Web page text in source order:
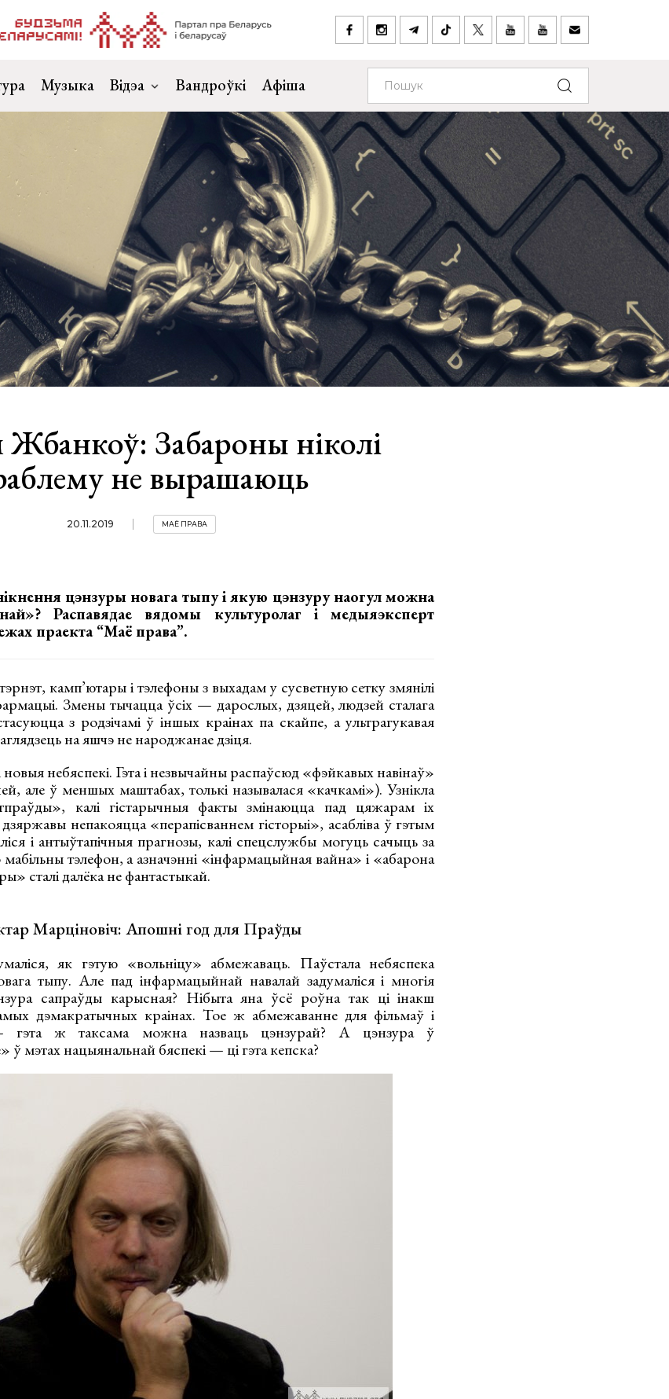
Музыка Відэа Вандроўкі Афіша
Забароны ніколі
не вырашаюць
20.11.2019 МАЁ ПРАВА
цэнзуры новага тыпу і якую цэнзуру наогул можна
Распавядае вядомы культуролаг і медыяэксперт
праекта “Маё права”.
камп’ютары і тэлефоны з выхадам у сусветную сетку змянілі
Змены тычацца ўсіх — дарослых, дзяцей, людзей сталага
з родзічамі ў іншых краінах па скайпе, а ультрагукавая
на яшчэ не народжанае дзіця.
новыя небяспекі. Гэта і незвычайны распаўсюд «фэйкавых навінаў»
але ў меншых маштабах, толькі называлася «качкамі»). Узнікла
калі гістарычныя факты змінаюцца пад цяжарам іх
непакояцца «перапісваннем гісторыі», асабліва ў гэтым
і антыўтапічныя прагнозы, калі спецслужбы могуць сачыць за
мабільны тэлефон, а азначэнні «інфармацыйная вайна» і «абарона
сталі далёка не фантастыкай.
Марціновіч: Апошні год для Праўды
як гэтую «вольніцу» абмежаваць. Паўстала небяспека
тыпу. Але пад інфармацыйнай навалай задумаліся і многія
сапраўды карысная? Нібыта яна ўсё роўна так ці інакш
дэмакратычных краінах. Тое ж абмежаванне для фільмаў і
гэта ж таксама можна назваць цэнзурай? А цэнзура ў
мэтах нацыянальнай бяспекі — ці гэта кепска?